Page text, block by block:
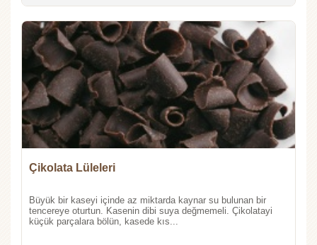
Çikolata Lüleleri
Büyük bir kaseyi içinde az miktarda kaynar su bulunan bir
tencereye oturtun. Kasenin dibi suya değmemeli. Çikolatayi
küçük parçalara bölün, kasede kıs...